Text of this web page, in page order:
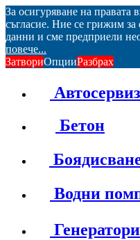
За осигуряване на
съгласие. Ние се грижим
данни и сме предприели
повече...
ЗатвориОпцииРазбрах
Автосервиз
Бетон
Водни
Генератори